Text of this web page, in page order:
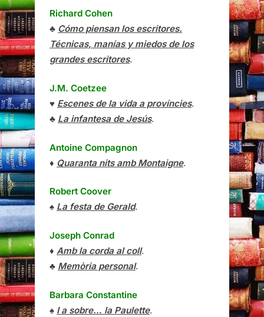
Richard Cohen
♣ Cómo piensan los escritores.
Técnicas, manías y miedos de los
grandes escritores.
J.M. Coetzee
♥ Escenes de la vida a províncies.
♣ La infantesa de Jesús.
Antoine Compagnon
♦ Quaranta nits amb Montaigne.
Robert Coover
♠ La festa de Gerald.
Joseph Conrad
♦ Amb la corda al coll.
♣ Memòria personal.
Barbara Constantine
♠ I a sobre… la Paulette.